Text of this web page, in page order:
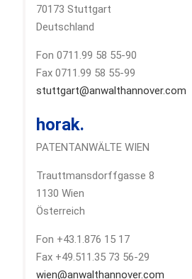
70173 Stuttgart
Deutschland
Fon 0711.99 58 55-90
Fax 0711.99 58 55-99
stuttgart@anwalthannover.com
horak.
PATENTANWÄLTE WIEN
Trauttmansdorffgasse 8
1130 Wien
Österreich
Fon +43.1.876 15 17
Fax +49.511.35 73 56-29
wien@anwalthannover.com